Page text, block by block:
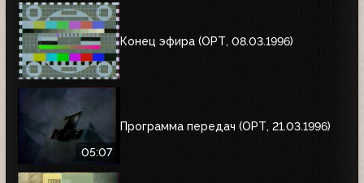
Конец эфира (ОРТ, 08.03.1996)
05:07
Программа передач (ОРТ, 21.03.1996)